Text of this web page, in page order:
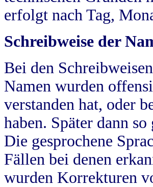
erfolgt nach Tag,
Schreibweise der
Bei den
Namen wurden
verstanden hat, oder
haben. Später dann
Die gesprochene
Fällen bei denen
wurden Korrekturen